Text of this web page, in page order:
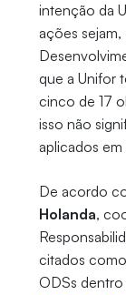
intenção da
ações
que a Unifor
cinco de 17
isso não
aplicados
De acordo
Holanda,
citados
ODSs dentro